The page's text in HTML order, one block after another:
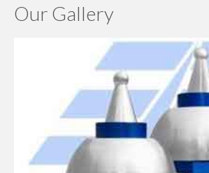
Our Gallery